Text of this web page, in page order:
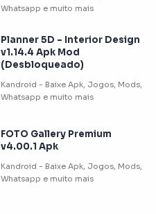
Planner 5D – Interior Design
v1.14.4 Apk Mod
(Desbloqueado)
FOTO Gallery Premium
v4.00.1 Apk